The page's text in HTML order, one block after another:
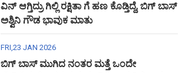
ವಿನ್ ಆಗ್ತಿದ್ರು ಗಿಲ್ಲಿ ರಕ್ಷಿತಾ ಗೆ ಹಣ ಕೊಡ್ತಿದ್ದೆ, ಬಿಗ್ ಬಾಸ್
ಅಶ್ವಿನಿ ಗೌಡ ಭಾವುಕ ಮಾತು
FRI,23 JAN 2026
ಬಿಗ್ ಬಾಸ್ ಮುಗಿದ ನಂತರ ಮತ್ತೆ ಒಂದೇ